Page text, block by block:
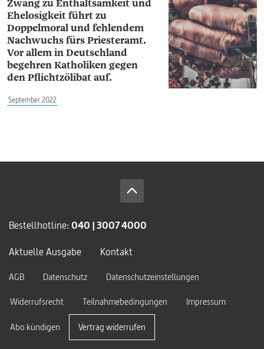
Zwang zu Enthaltsamkeit und
­Ehelosigkeit führt zu
Doppelmoral und fehlendem
Nachwuchs fürs Priesteramt.
Vor allem in Deutschland
begehren Katholiken gegen
den Pflichtzölibat auf.
September 2022
Bestellhotline: 040 | 3007 4000
Aktuelle Ausgabe
Kontakt
AGB Datenschutz
Datenschutzeinstellungen
Widerrufsrecht
Teilnahmebedingungen Impressum
Abo kündigen Vertrag widerrufen